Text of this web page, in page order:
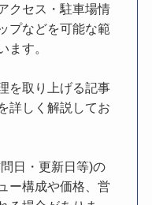
クセス・駐車場情
プなどを可能な範
ます。
を取り上げる記事
詳しく解説してお
日・更新日等)の
ー構成や価格、営